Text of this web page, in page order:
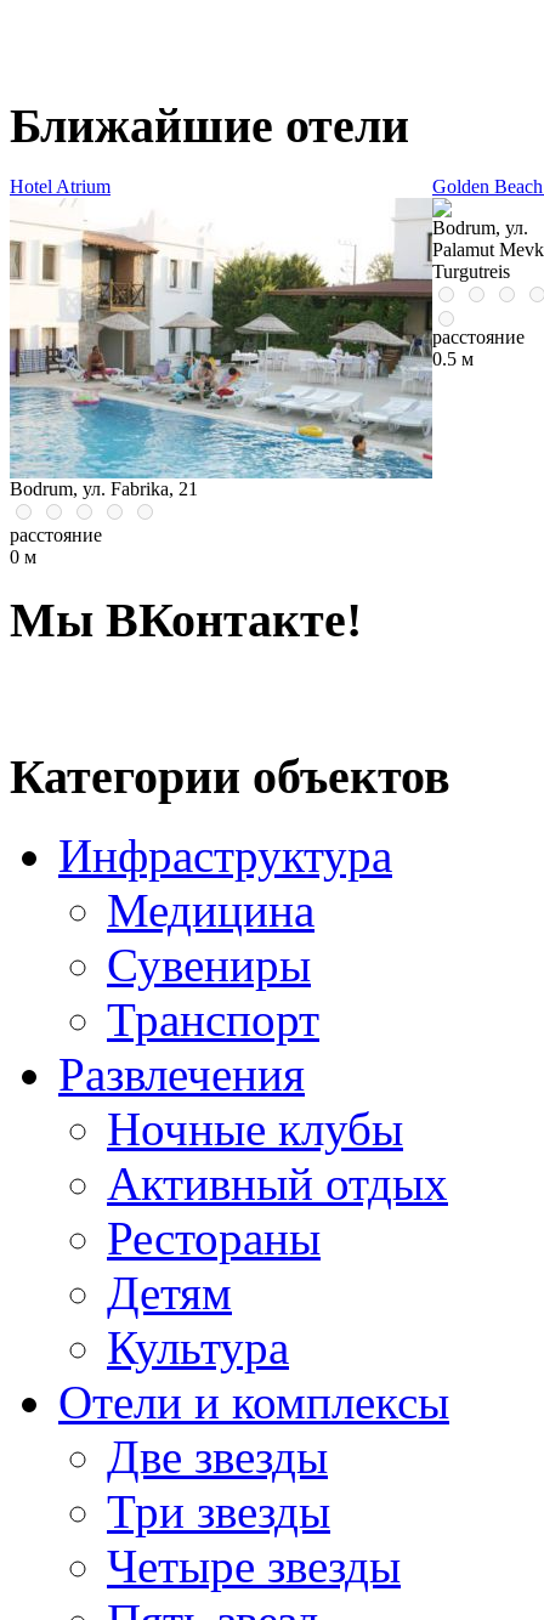
Ближайшие отели
Hotel Atrium
Bodrum, ул. Fabrika, 21
расстояние
0 м
Golden
Bodrum, ул.
Palamut
Turgutreis
расстояние
0.5 м
Мы ВКонтакте!
Категории объектов
Инфраструктура
Медицина
Сувениры
Транспорт
Развлечения
Ночные клубы
Активный отдых
Рестораны
Детям
Культура
Отели и комплексы
Две звезды
Три звезды
Четыре звезды